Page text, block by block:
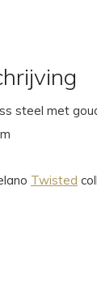
steel met
Twisted